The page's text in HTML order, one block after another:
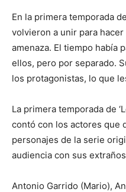
En la primera temporada
volvieron a unir para
amenaza. El tiempo había
ellos, pero por separado.
los protagonistas, lo que
La primera temporada de
contó con los actores que
personajes de la serie
audiencia con sus
Antonio Garrido (Mario),